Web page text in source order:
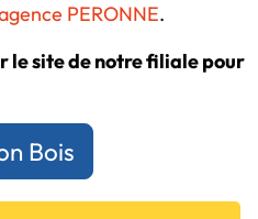
PERONNE.
le site de notre filiale pour
Bois